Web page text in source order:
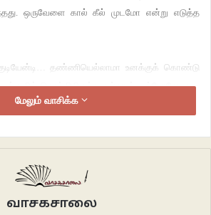
ஒருவேளை கால் கீல் முடமோ என்று எடுத்த
தண்ணியெல்லாமா உனக்குக் கொண்டு
பதில் சொல்லியிருக்கலாம்தான். எப்போதோ ஒரு
தண்ணீர் கேட்கும் பிறவிக்கு இப்படிப் பதில்
வயசுப் பெண்ணை என்னவென்றுதான்
மேலும் வாசிக்க
வாசகசாலை